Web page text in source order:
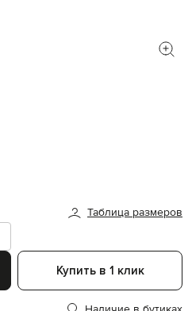
Таблица размеров
Купить в 1 клик